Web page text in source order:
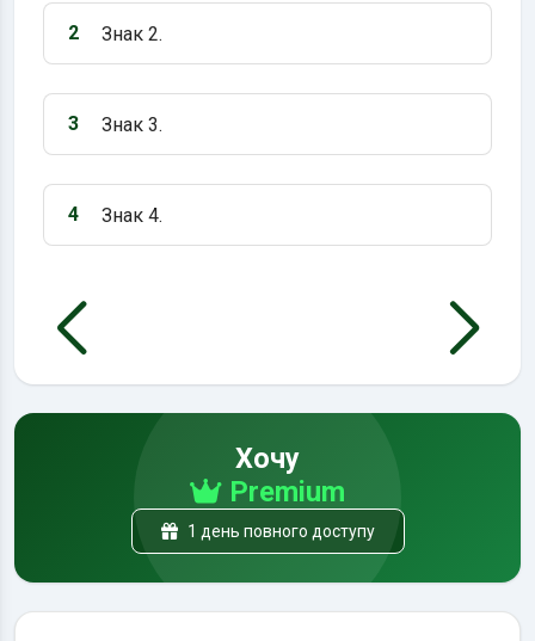
Варіант 2:
2 Знак 2.
Варіант 3:
3 Знак 3.
Варіант 4:
4 Знак 4.
Хочу
Premium
1 день повного доступу